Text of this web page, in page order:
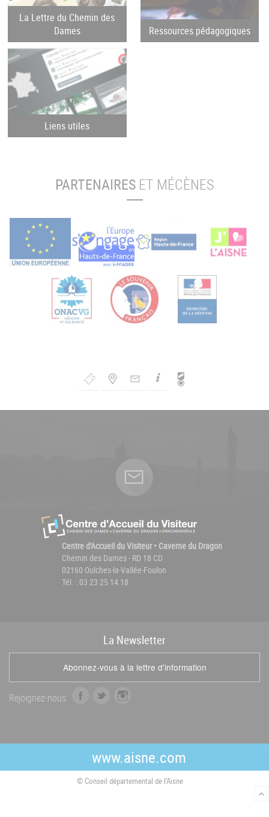
La Lettre du Chemin des
Dames
Ressources pédagogiques
Liens utiles
PARTENAIRES ET MÉCÈNES
de
Centre d'Accueil du Visiteur • Caverne du Dragon
Chemin des Dames - RD 18 CD
02160 Oulches-la-Vallée-Foulon
Tél. : 03 23 25 14 18
La Newsletter
Abonnez-vous à la lettre d'information
Rejoignez-nous
b
o
t
e
r
a
g
r
a
www.aisne.com
© Conseil départemental de l'Aisne